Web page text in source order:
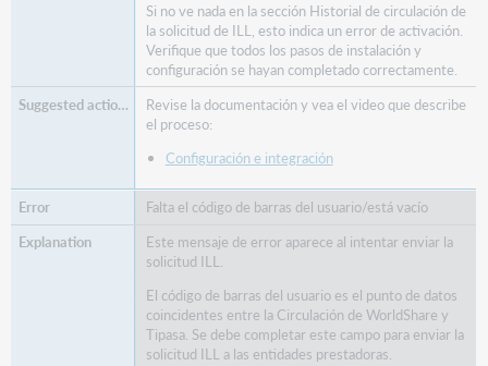
Si no ve nada en la sección Historial de circulación de
la solicitud de ILL, esto indica un error de activación.
Verifique que todos los pasos de instalación y
configuración se hayan completado correctamente.
Revise la documentación y vea el video que describe
el proceso:
Configuración e integración
Falta el código de barras del usuario/está vacío
Este mensaje de error aparece al intentar enviar la
solicitud ILL.
El código de barras del usuario es el punto de datos
coincidentes entre la Circulación de WorldShare y
Tipasa. Se debe completar este campo para enviar la
solicitud ILL a las entidades prestadoras.